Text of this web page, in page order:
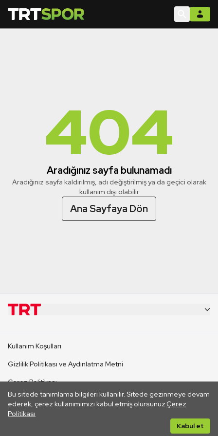
404
Aradığınız sayfa bulunamadı
Aradığınız sayfa kaldırılmış, adı değiştirilmiş ya da geçici olarak
kullanım dışı olabilir
Ana Sayfaya Dön
Bu sitede tanımlama bilgileri kullanılır. Sitede gezinmeye devam
ederek, çerez kullanımımızı kabul etmiş olursunuz.Çerez
Politikası
Kabul et
CANLI YAYINLAR
Kullanım Koşulları
Gizlilik Politikası ve Aydınlatma Metni
Çerez Politikası
İletişim
Her hakkı saklıdır. ©2026 TRT. Bağlantı yoluyla gidilen dış